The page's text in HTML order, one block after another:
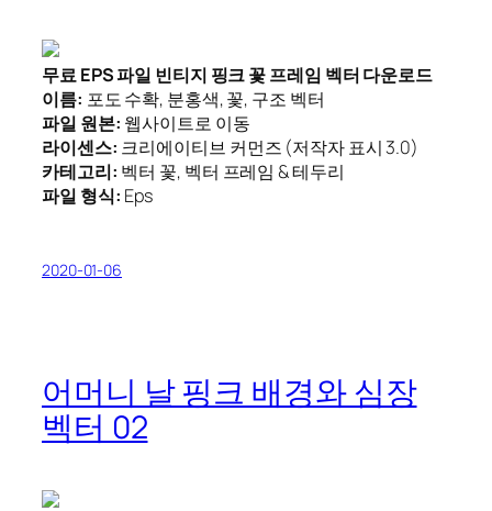
무료 EPS 파일 빈티지 핑크 꽃 프레임 벡터 다운로드
이름: 포도 수확, 분홍색, 꽃, 구조 벡터
파일 원본: 웹사이트로 이동
라이센스: 크리에이티브 커먼즈 (저작자 표시 3.0)
카테고리: 벡터 꽃, 벡터 프레임 & 테두리
파일 형식: Eps
2020-01-06
어머니 날 핑크 배경와 심장
벡터 02